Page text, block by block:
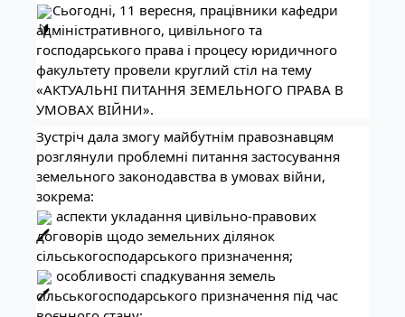
Сьогодні, 11 вересня, працівники кафедри
адміністративного, цивільного та
господарського права і процесу юридичного
факультету провели круглий стіл на тему
«АКТУАЛЬНІ ПИТАННЯ ЗЕМЕЛЬНОГО ПРАВА В
УМОВАХ ВІЙНИ».
Зустріч дала змогу майбутнім правознавцям
розглянули проблемні питання застосування
земельного законодавства в умовах війни,
зокрема:
аспекти укладання цивільно-правових
договорів щодо земельних ділянок
сільськогосподарського призначення;
особливості спадкування земель
сільськогосподарського призначення під час